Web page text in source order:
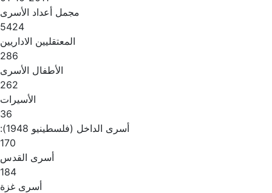
مجمل أعداد الأسرى
5424
المعتقليين الاداريين
286
الأطفال الأسرى
262
الأسيرات
36
أسرى الداخل (فلسطينيو 1948):
170
أسرى القدس
184
أسرى غزة